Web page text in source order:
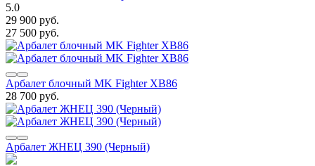
5.0
29 900 руб.
27 500 руб.
Арбалет блочный MK Fighter XB86
28 700 руб.
Арбалет ЖНЕЦ 390 (Черный)